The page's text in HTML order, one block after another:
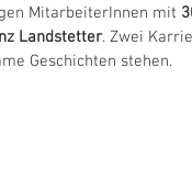
MitarbeiterInnen mit
Landstetter. Zwei
Geschichten stehen.